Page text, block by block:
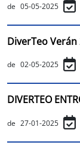
de 05-05-2025
DiverTeo Verán
de 02-05-2025
DIVERTEO
de 27-01-2025